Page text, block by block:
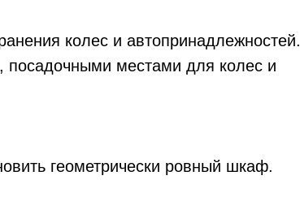
колес и автопринадлежностей.
посадочными местами для колес и
геометрически ровный шкаф.